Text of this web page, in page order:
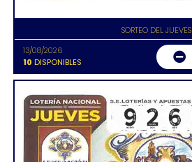
SORTEO DEL JUEVES
13/08/2026
10 DISPONIBLES